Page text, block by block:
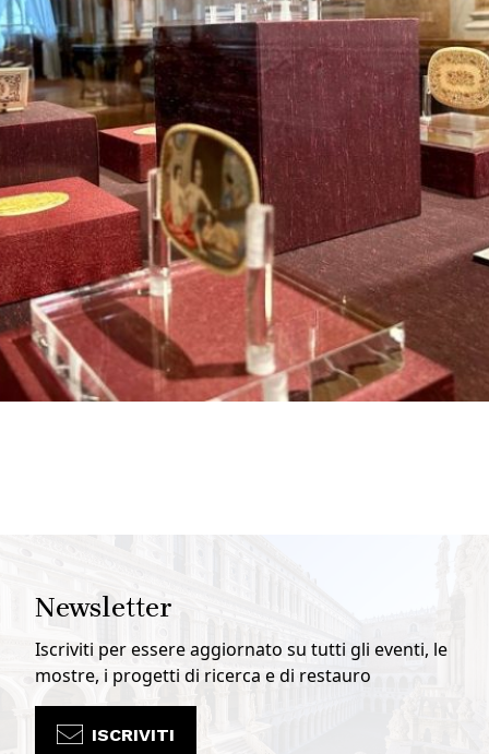
Newsletter
Iscriviti per essere aggiornato su tutti gli eventi, le
mostre, i progetti di ricerca e di restauro
ISCRIVITI